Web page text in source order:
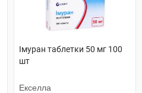
Імуран таблетки 50 мг 100
шт
Екселла